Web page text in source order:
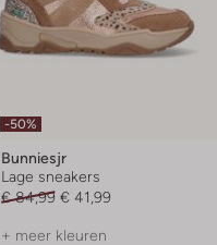
-50%
Bunniesjr
Lage sneakers
€ 84,99 € 41,99
+ meer kleuren